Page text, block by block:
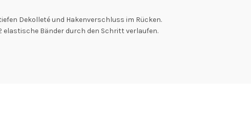
Dekolleté und Hakenverschluss im Rücken.
Bänder durch den Schritt verlaufen.